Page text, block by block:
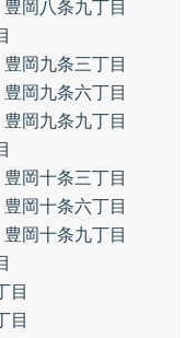
豊岡八条九丁目
豊岡九条三丁目
豊岡九条六丁目
豊岡九条九丁目
豊岡十条三丁目
豊岡十条六丁目
豊岡十条九丁目
目
目